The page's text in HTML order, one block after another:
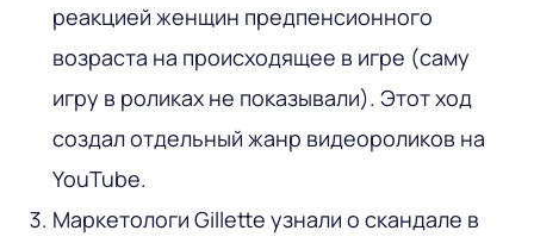
реакцией женщин предпенсионного
возраста на происходящее в игре (саму
игру в роликах не показывали). Этот ход
создал отдельный жанр видеороликов на
YouTube.
Маркетологи Gillette узнали о скандале в